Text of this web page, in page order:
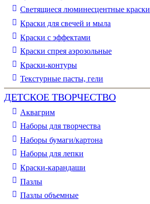
Светящиеся люминесцентные краски
Краски для свечей и мыла
Краски с эффектами
Краски спрея аэрозольные
Краски-контуры
Текстурные пасты, гели
ДЕТСКОЕ ТВОРЧЕСТВО
Аквагрим
Наборы для творчества
Наборы бумаги/картона
Наборы для лепки
Краски-карандаши
Пазлы
Пазлы объемные